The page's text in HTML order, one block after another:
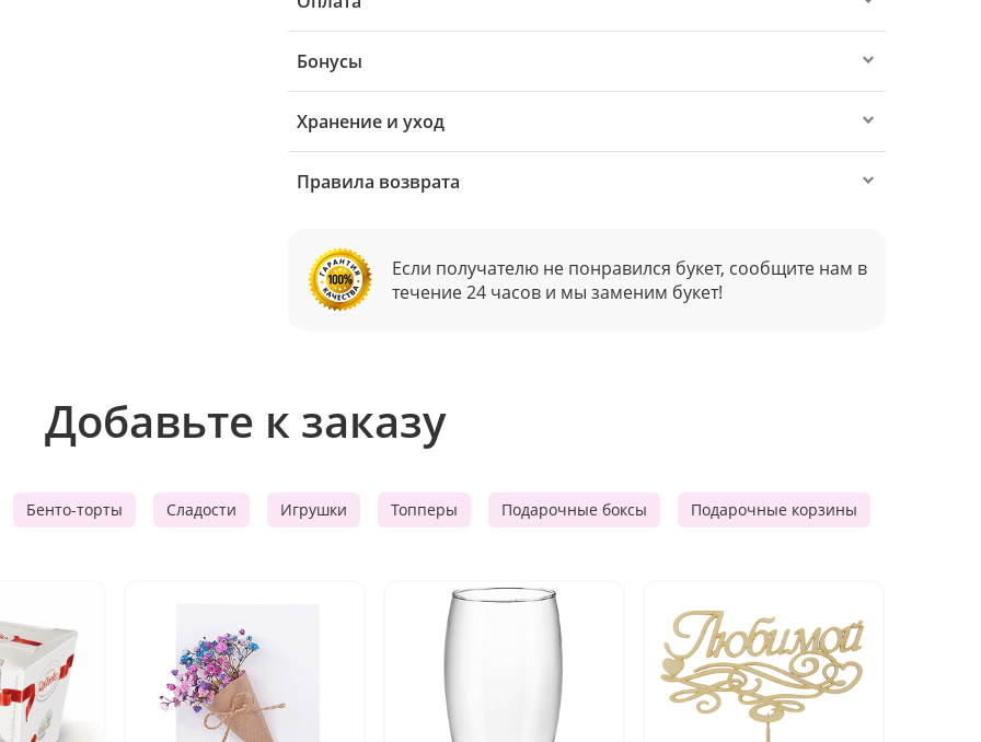
Бонусы
Хранение и уход
Правила возврата
Если получателю не понравился букет, сообщите нам в
течение 24 часов и мы заменим букет!
Добавьте к заказу
Бенто-торты Сладости Игрушки Топперы Подарочные боксы Подарочные корзины